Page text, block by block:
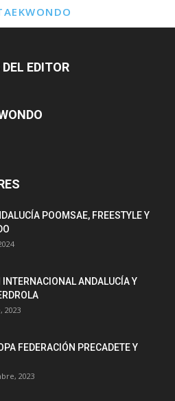
EDITOR
POOMSAE, FREESTYLE Y
INTERNACIONAL ANDALUCÍA Y
2023
FEDERACIÓN PRECADETE Y
2023